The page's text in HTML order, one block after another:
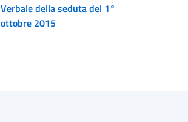
Verbale della seduta del 1°
ottobre 2015